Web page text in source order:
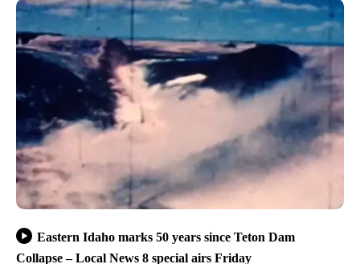
Eastern Idaho marks 50 years since Teton Dam
Collapse – Local News 8 special airs Friday